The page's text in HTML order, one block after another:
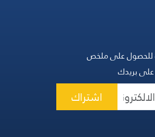
للحصول على ملخص
بريدك
اشتراك